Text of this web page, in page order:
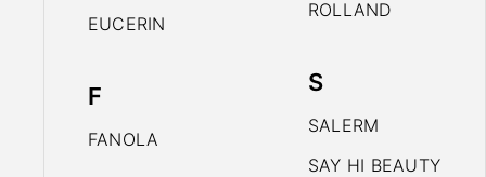
EUCERIN
F
FANOLA
ROLLAND
S
SALERM
SAY HI BEAUTY